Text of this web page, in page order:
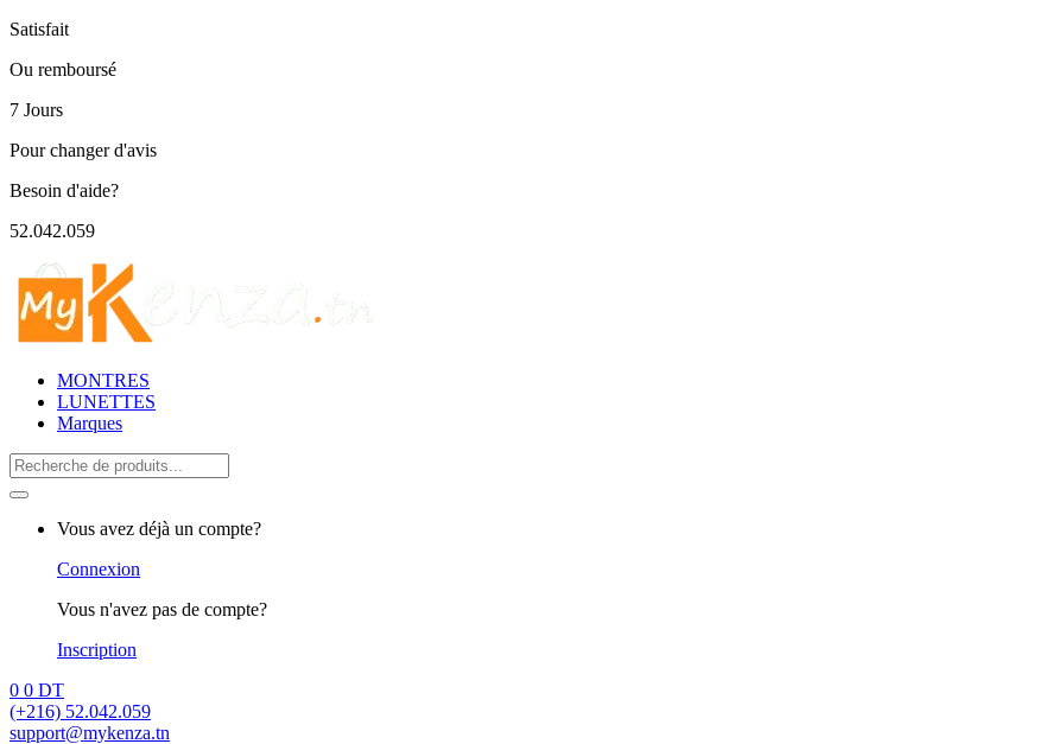
Satisfait
Ou remboursé
7 Jours
Pour changer d'avis
Besoin d'aide?
52.042.059
MONTRES
LUNETTES
Marques
Search
for:
Vous avez déjà un compte?
Connexion
Vous n'avez pas de compte?
Inscription
0 0 DT
(+216) 52.042.059
support@mykenza.tn